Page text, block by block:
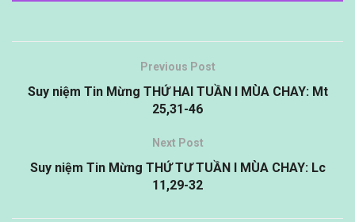
Previous Post
Suy niệm Tin Mừng THỨ HAI TUẦN I MÙA CHAY: Mt
25,31-46
Next Post
Suy niệm Tin Mừng THỨ TƯ TUẦN I MÙA CHAY: Lc
11,29-32